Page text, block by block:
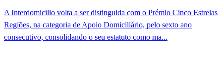
A Interdomicilio volta a ser distinguida com o Prémio Cinco Estrelas
Regiões, na categoria de Apoio Domiciliário, pelo sexto ano
consecutivo, consolidando o seu estatuto como ma...